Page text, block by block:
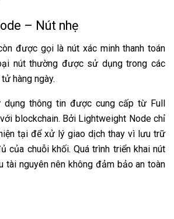
– Nút nhẹ
được gọi là nút xác minh thanh toán
nút thường được sử dụng trong các
hàng ngày.
dụng thông tin được cung cấp từ Full
blockchain. Bởi Lightweight Node chỉ
tại để xử lý giao dịch thay vì lưu trữ
của chuỗi khối. Quá trình triển khai nút
tài nguyên nên không đảm bảo an toàn